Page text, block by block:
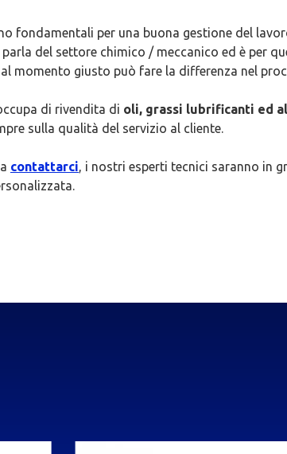
fondamentali per una buona gestione del
del settore chimico / meccanico ed è per
momento giusto può fare la differenza nel
di rivendita di oli, grassi lubrificanti ed
sulla qualità del servizio al cliente.
contattarci, i nostri esperti tecnici saranno in